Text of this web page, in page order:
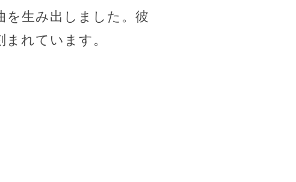
を生み出しました。彼
れています。